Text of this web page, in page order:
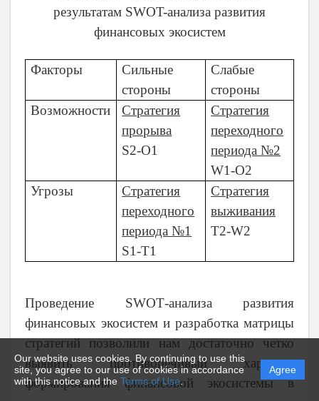
Our website uses cookies. By continuing to use this
site, you agree to our use of cookies in accordance
with this notice and the Terms of Use.
Agree
результатам SWOT-анализа развития
финансовых экосистем
Факторы
Сильные
стороны
Слабые
стороны
Возможности
Стратегия
прорыва
S2-O1
Стратегия
переходного
периода №2
W1-O2
Угрозы
Стратегия
переходного
периода №1
S1-T1
Стратегия
выживания
T2-W2
Проведение SWOT-анализа развития
финансовых экосистем и разработка матрицы
стратегий позволили нам достаточно четко
выявить противоречивый характер
формирования финансовой экосистемы в